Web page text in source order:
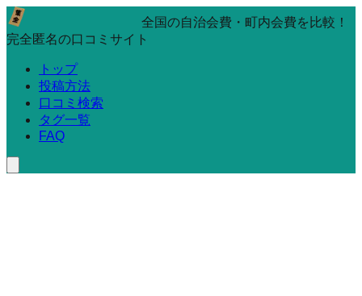
全国の自治会費・町内会費を比較！
完全匿名の口コミサイト
トップ
投稿方法
口コミ検索
タグ一覧
FAQ